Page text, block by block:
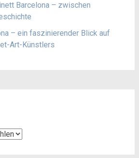
Barcelona – zwischen
– ein faszinierender Blick auf
Art-Künstlers